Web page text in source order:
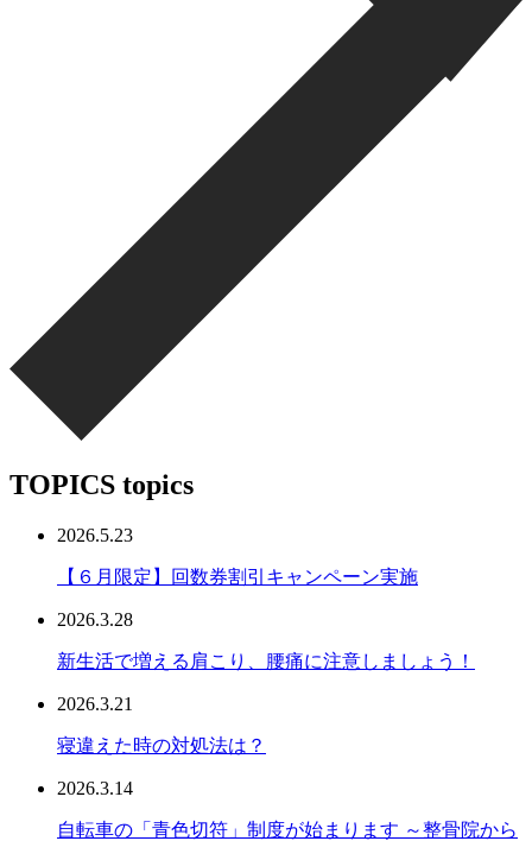
TOPICS topics
2026.5.23
【６月限定】回数券割引キャンペーン実施
2026.3.28
新生活で増える肩こり、腰痛に注意しましょう！
2026.3.21
寝違えた時の対処法は？
2026.3.14
自転車の「青色切符」制度が始まります ～整骨院から